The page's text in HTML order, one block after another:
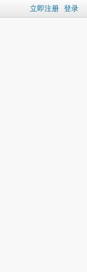
立即注册 登录